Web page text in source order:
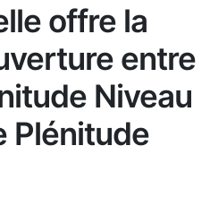
offre la
entre
Niveau
Plénitude